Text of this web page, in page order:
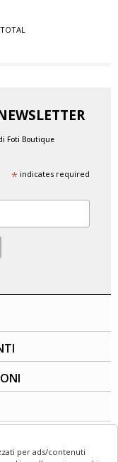
Foti Boutique
*indicates required
per ads/contenuti